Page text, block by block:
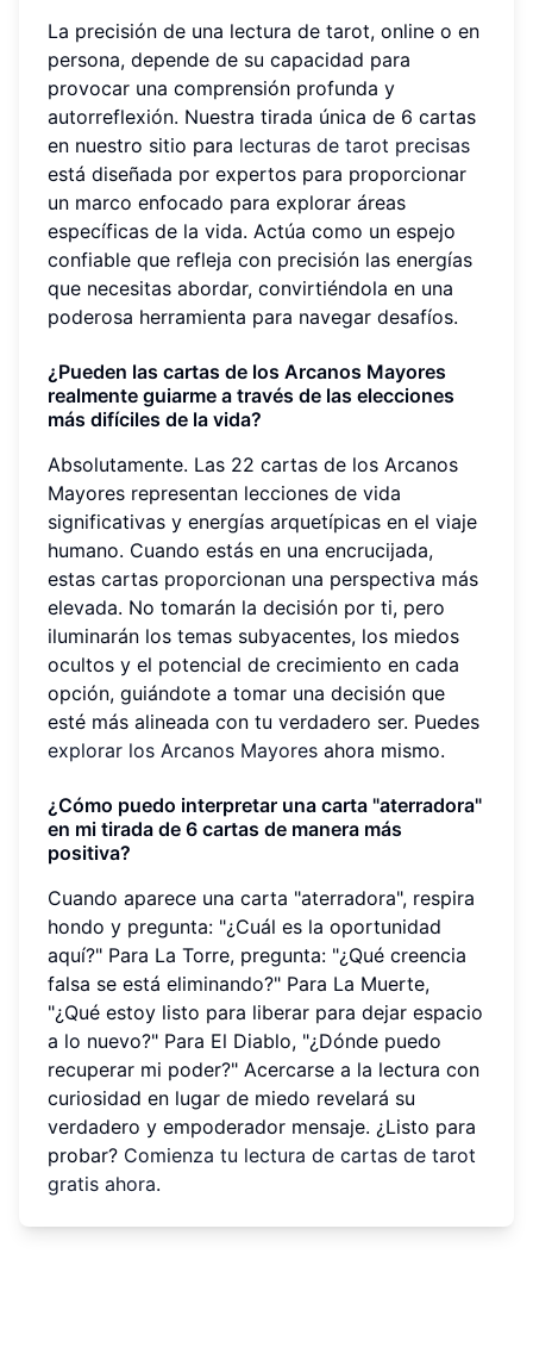
La precisión de una lectura de tarot, online o en
persona, depende de su capacidad para
provocar una comprensión profunda y
autorreflexión. Nuestra tirada única de 6 cartas
en nuestro sitio para lecturas de tarot precisas
está diseñada por expertos para proporcionar
un marco enfocado para explorar áreas
específicas de la vida. Actúa como un espejo
confiable que refleja con precisión las energías
que necesitas abordar, convirtiéndola en una
poderosa herramienta para navegar desafíos.
¿Pueden las cartas de los Arcanos Mayores
realmente guiarme a través de las elecciones
más difíciles de la vida?
Absolutamente. Las 22 cartas de los Arcanos
Mayores representan lecciones de vida
significativas y energías arquetípicas en el viaje
humano. Cuando estás en una encrucijada,
estas cartas proporcionan una perspectiva más
elevada. No tomarán la decisión por ti, pero
iluminarán los temas subyacentes, los miedos
ocultos y el potencial de crecimiento en cada
opción, guiándote a tomar una decisión que
esté más alineada con tu verdadero ser. Puedes
explorar los Arcanos Mayores ahora mismo.
¿Cómo puedo interpretar una carta "aterradora"
en mi tirada de 6 cartas de manera más
positiva?
Cuando aparece una carta "aterradora", respira
hondo y pregunta: "¿Cuál es la oportunidad
aquí?" Para La Torre, pregunta: "¿Qué creencia
falsa se está eliminando?" Para La Muerte,
"¿Qué estoy listo para liberar para dejar espacio
a lo nuevo?" Para El Diablo, "¿Dónde puedo
recuperar mi poder?" Acercarse a la lectura con
curiosidad en lugar de miedo revelará su
verdadero y empoderador mensaje. ¿Listo para
probar? Comienza tu lectura de cartas de tarot
gratis ahora.